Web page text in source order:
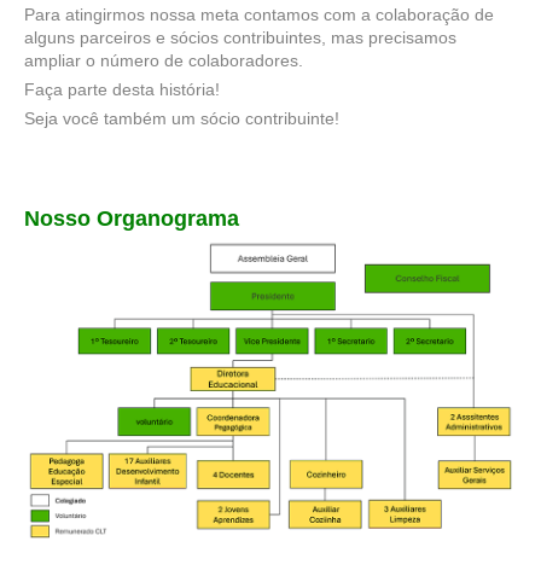
Para atingirmos nossa meta contamos com a colaboração de
alguns parceiros e sócios contribuintes, mas precisamos
ampliar o número de colaboradores.
Faça parte desta história!
Seja você também um sócio contribuinte!
Nosso Organograma